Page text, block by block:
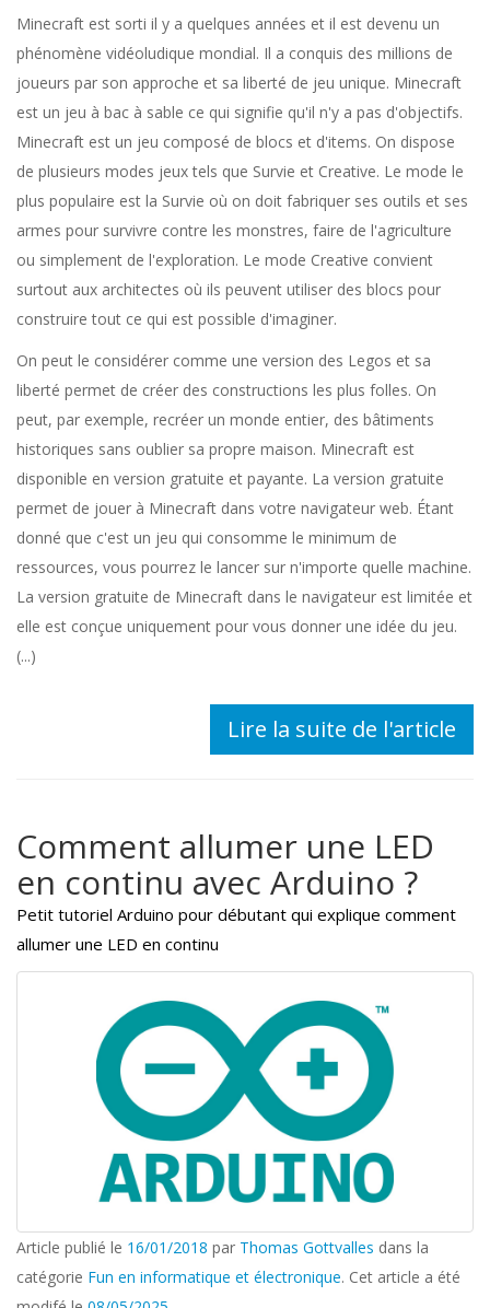
Minecraft est sorti il y a quelques années et il est devenu un
phénomène vidéoludique mondial. Il a conquis des millions de
joueurs par son approche et sa liberté de jeu unique. Minecraft
est un jeu à bac à sable ce qui signifie qu'il n'y a pas d'objectifs.
Minecraft est un jeu composé de blocs et d'items. On dispose
de plusieurs modes jeux tels que Survie et Creative. Le mode le
plus populaire est la Survie où on doit fabriquer ses outils et ses
armes pour survivre contre les monstres, faire de l'agriculture
ou simplement de l'exploration. Le mode Creative convient
surtout aux architectes où ils peuvent utiliser des blocs pour
construire tout ce qui est possible d'imaginer.
On peut le considérer comme une version des Legos et sa
liberté permet de créer des constructions les plus folles. On
peut, par exemple, recréer un monde entier, des bâtiments
historiques sans oublier sa propre maison. Minecraft est
disponible en version gratuite et payante. La version gratuite
permet de jouer à Minecraft dans votre navigateur web. Étant
donné que c'est un jeu qui consomme le minimum de
ressources, vous pourrez le lancer sur n'importe quelle machine.
La version gratuite de Minecraft dans le navigateur est limitée et
elle est conçue uniquement pour vous donner une idée du jeu.
(...)
Lire la suite de l'article
Comment allumer une LED
en continu avec Arduino ?
Petit tutoriel Arduino pour débutant qui explique comment
allumer une LED en continu
Article publié le 16/01/2018 par Thomas Gottvalles dans la
catégorie Fun en informatique et électronique. Cet article a été